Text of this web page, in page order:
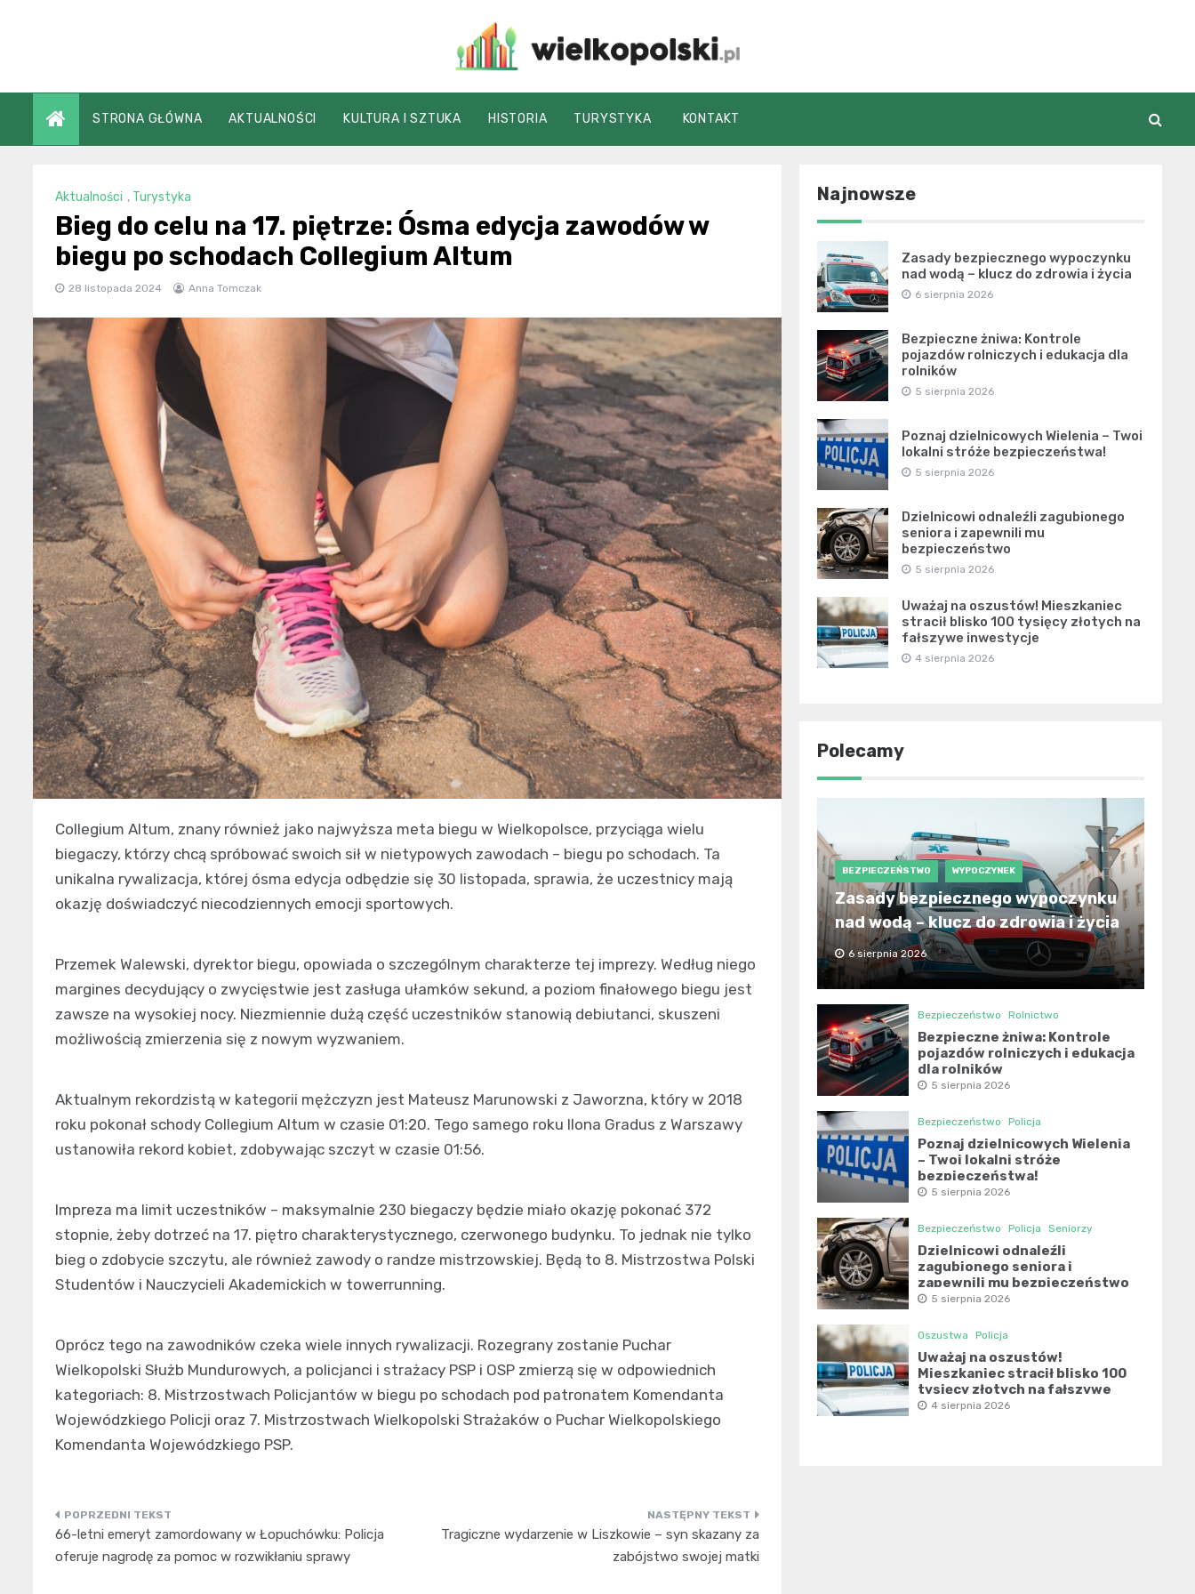
wielkopolski.pl
STRONA GŁÓWNA AKTUALNOŚCI KULTURA I SZTUKA HISTORIA TURYSTYKA KONTAKT
Aktualności , Turystyka
Bieg do celu na 17. piętrze: Ósma edycja zawodów w
biegu po schodach Collegium Altum
28 listopada 2024 Anna Tomczak
Collegium Altum, znany również jako najwyższa meta biegu w Wielkopolsce, przyciąga wielu
biegaczy, którzy chcą spróbować swoich sił w nietypowych zawodach – biegu po schodach. Ta
unikalna rywalizacja, której ósma edycja odbędzie się 30 listopada, sprawia, że uczestnicy mają
okazję doświadczyć niecodziennych emocji sportowych.
Przemek Walewski, dyrektor biegu, opowiada o szczególnym charakterze tej imprezy. Według niego
margines decydujący o zwycięstwie jest zasługa ułamków sekund, a poziom finałowego biegu jest
zawsze na wysokiej nocy. Niezmiennie dużą część uczestników stanowią debiutanci, skuszeni
możliwością zmierzenia się z nowym wyzwaniem.
Aktualnym rekordzistą w kategorii mężczyzn jest Mateusz Marunowski z Jaworzna, który w 2018
roku pokonał schody Collegium Altum w czasie 01:20. Tego samego roku Ilona Gradus z Warszawy
ustanowiła rekord kobiet, zdobywając szczyt w czasie 01:56.
Impreza ma limit uczestników – maksymalnie 230 biegaczy będzie miało okazję pokonać 372
stopnie, żeby dotrzeć na 17. piętro charakterystycznego, czerwonego budynku. To jednak nie tylko
bieg o zdobycie szczytu, ale również zawody o randze mistrzowskiej. Będą to 8. Mistrzostwa Polski
Studentów i Nauczycieli Akademickich w towerrunning.
Oprócz tego na zawodników czeka wiele innych rywalizacji. Rozegrany zostanie Puchar
Wielkopolski Służb Mundurowych, a policjanci i strażacy PSP i OSP zmierzą się w odpowiednich
kategoriach: 8. Mistrzostwach Policjantów w biegu po schodach pod patronatem Komendanta
Wojewódzkiego Policji oraz 7. Mistrzostwach Wielkopolski Strażaków o Puchar Wielkopolskiego
Komendanta Wojewódzkiego PSP.
Nawigacja
wpisu
66-letni emeryt zamordowany w Łopuchówku: Policja
oferuje nagrodę za pomoc w rozwikłaniu sprawy
Tragiczne wydarzenie w Liszkowie – syn skazany za
zabójstwo swojej matki
Najnowsze
Zasady bezpiecznego wypoczynku
nad wodą – klucz do zdrowia i życia
6 sierpnia 2026
Bezpieczne żniwa: Kontrole
pojazdów rolniczych i edukacja dla
rolników
5 sierpnia 2026
Poznaj dzielnicowych Wielenia – Twoi
lokalni stróże bezpieczeństwa!
5 sierpnia 2026
Dzielnicowi odnaleźli zagubionego
seniora i zapewnili mu
bezpieczeństwo
5 sierpnia 2026
Uważaj na oszustów! Mieszkaniec
stracił blisko 100 tysięcy złotych na
fałszywe inwestycje
4 sierpnia 2026
Polecamy
BEZPIECZEŃSTWO WYPOCZYNEK
Zasady bezpiecznego wypoczynku
nad wodą – klucz do zdrowia i życia
6 sierpnia 2026
Bezpieczeństwo Rolnictwo
Bezpieczne żniwa: Kontrole
pojazdów rolniczych i edukacja
dla rolników
5 sierpnia 2026
Bezpieczeństwo Policja
Poznaj dzielnicowych Wielenia
– Twoi lokalni stróże
bezpieczeństwa!
5 sierpnia 2026
Bezpieczeństwo Policja Seniorzy
Dzielnicowi odnaleźli
zagubionego seniora i
zapewnili mu bezpieczeństwo
5 sierpnia 2026
Oszustwa Policja
Uważaj na oszustów!
Mieszkaniec stracił blisko 100
tysięcy złotych na fałszywe
inwestycje
4 sierpnia 2026